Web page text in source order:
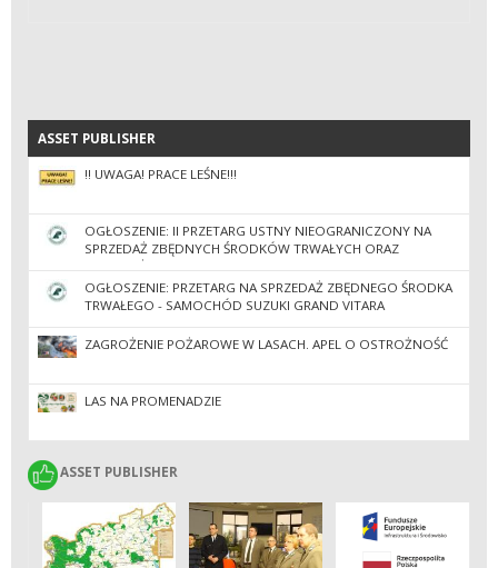
ASSET PUBLISHER
ASSET PUBLISHER
‼️ UWAGA! PRACE LEŚNE!‼️
OGŁOSZENIE: II PRZETARG USTNY NIEOGRANICZONY NA
SPRZEDAŻ ZBĘDNYCH ŚRODKÓW TRWAŁYCH ORAZ
WYPOSAŻENIA
OGŁOSZENIE: PRZETARG NA SPRZEDAŻ ZBĘDNEGO ŚRODKA
TRWAŁEGO - SAMOCHÓD SUZUKI GRAND VITARA
ZAGROŻENIE POŻAROWE W LASACH. APEL O OSTROŻNOŚĆ
LAS NA PROMENADZIE
ASSET PUBLISHER
ASSET PUBLISHER